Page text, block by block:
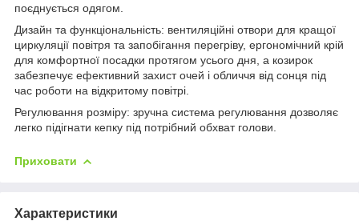
поєднується одягом.
Дизайн та функціональність: вентиляційні отвори для кращої
циркуляції повітря та запобігання перегріву, ергономічний крій
для комфортної посадки протягом усього дня, а козирок
забезпечує ефективний захист очей і обличчя від сонця під
час роботи на відкритому повітрі.
Регулювання розміру: зручна система регулювання дозволяє
легко підігнати кепку під потрібний обхват голови.
Приховати
Характеристики